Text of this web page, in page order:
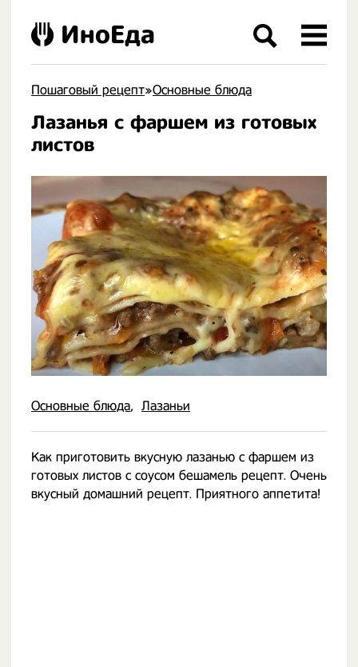
Пошаговый рецепт»Основные блюда
Лазанья с фаршем из готовых
листов
Основные блюда Лазаньи
Как приготовить вкусную лазанью с фаршем из
готовых листов с соусом бешамель рецепт. Очень
вкусный домашний рецепт. Приятного аппетита!
ИноЕда